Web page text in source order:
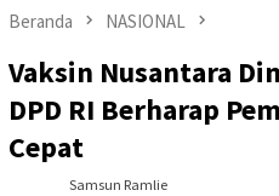
Beranda NASIONAL
Vaksin Nusantara
DPD RI Berharap
Cepat
Samsun Ramlie